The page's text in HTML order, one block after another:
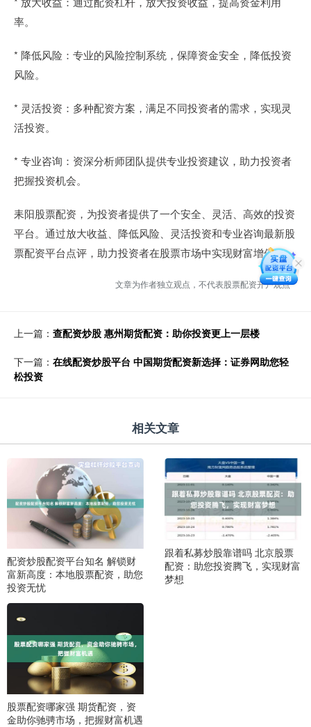
率。
* 降低风险：专业的风险控制系统，保障资金安全，降低投资
风险。
* 灵活投资：多种配资方案，满足不同投资者的需求，实现灵
活投资。
* 专业咨询：资深分析师团队提供专业投资建议，助力投资者
把握投资机会。
耒阳股票配资，为投资者提供了一个安全、灵活、高效的投资
平台。通过放大收益、降低风险、灵活投资和专业咨询最新股
票配资平台点评，助力投资者在股票市场中实现财富增值。
文章为作者独立观点，不代表股票配资开户观点
上一篇： 查配资炒股 惠州期货配资：助你投资更上一层楼
下一篇： 在线配资炒股平台 中国期货配资新选择：证券网助您轻
松投资
相关文章
配资炒股配资平台知名 解锁财
富新高度：本地股票配资，助您
投资无忧
跟着私募炒股靠谱吗 北京股票
配资：助您投资腾飞，实现财富
梦想
股票配资哪家强 期货配资，资
金助你驰骋市场，把握财富机遇